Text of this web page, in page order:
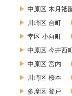
中原区 木月祗
川崎区 台町
幸区 小向町
中原区 今井西
中原区 宮内
川崎区 桜本
多摩区 登戸